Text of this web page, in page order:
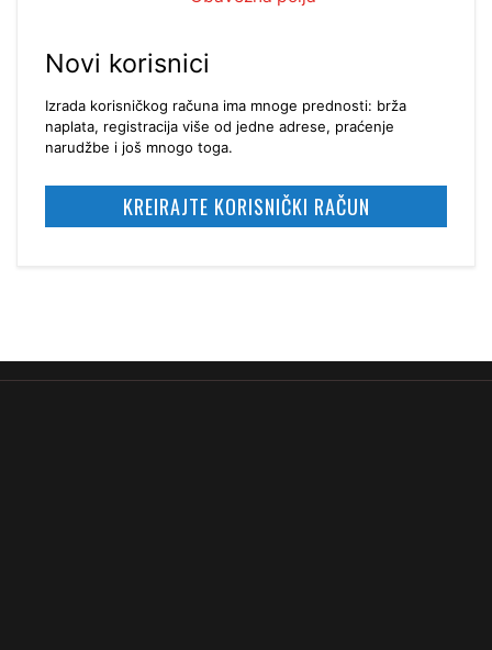
Novi korisnici
Izrada korisničkog računa ima mnoge prednosti: brža
naplata, registracija više od jedne adrese, praćenje
narudžbe i još mnogo toga.
KREIRAJTE KORISNIČKI RAČUN